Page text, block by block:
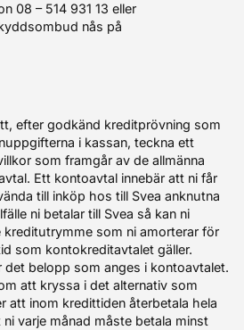
08 – 514 931 13 eller
nås på
efter godkänd kreditprövning som
i kassan, teckna ett
som framgår av de allmänna
Ett kontoavtal innebär att ni får
till inköp hos till Svea anknutna
ni betalar till Svea så kan ni
som ni amorterar för
som kontokreditavtalet gäller.
det belopp som anges i kontoavtalet.
att kryssa i det alternativ som
att inom kredittiden återbetala hela
varje månad måste betala minst